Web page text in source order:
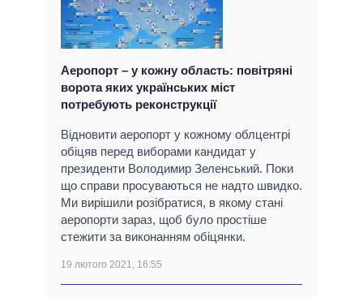
Аеропорт – у кожну область: повітряні
ворота яких українських міст
потребують реконструкції
Відновити аеропорт у кожному облцентрі
обіцяв перед виборами кандидат у
президенти Володимир Зеленський. Поки
що справи просуваються не надто швидко.
Ми вирішили розібратися, в якому стані
аеропорти зараз, щоб було простіше
стежити за виконанням обіцянки.
19 лютого 2021, 16:55